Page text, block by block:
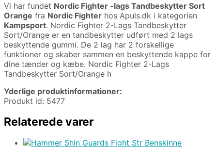
Vi har fundet Nordic Fighter -lags Tandbeskytter Sort
Orange fra Nordic Fighter hos Apuls.dk i kategorien
Kampsport. Nordic Fighter 2-Lags Tandbeskytter
Sort/Orange er en tandbeskytter udført med 2 lags
beskyttende gummi. De 2 lag har 2 forskellige
funktioner og skaber sammen en beskyttende kappe for
dine tænder og kæbe. Nordic Fighter 2-Lags
Tandbeskytter Sort/Orange h
Yderlige produktinformationer:
Produkt id: 5477
Relaterede varer